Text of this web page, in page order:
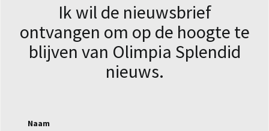
Ik wil de nieuwsbrief
ontvangen om op de hoogte te
blijven van Olimpia Splendid
nieuws.
Naam